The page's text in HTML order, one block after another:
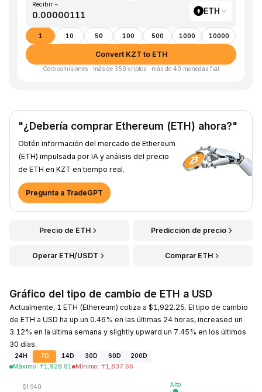
Recibir ~
ETH
1 10 50 100 500 1000 10000
Convert KZT to ETH
Cero comisiones · más de 350 criptos · más de 40 monedas fiat
"¿Debería comprar Ethereum (ETH) ahora?"
Obtén información del mercado de Ethereum
(ETH) impulsada por IA y análisis del precio
de ETH en KZT en tiempo real.
Pregunta a TradeGPT
Precio de ETH Predicción de precio
Operar ETH/USDT Comprar ETH
Gráfico del tipo de cambio de ETH a USD
Actualmente, 1 ETH (Ethereum) cotiza a $1,922.25. El tipo de cambio
de ETH a USD ha up un 0.46% en las últimas 24 horas, increased un
3.12% en la última semana y slightly upward un 7.45% en los últimos
30 días.
24H 7D 14D 30D 60D
200D
Máximo: ₸1,928.81 Mínimo: ₸1,837.66